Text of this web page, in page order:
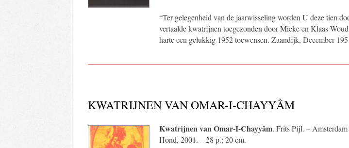
“Ter gelegenheid van de jaarwisseling worden U deze tien
vertaalde kwatrijnen toegezonden door Mieke en Klaas
harte een gelukkig 1952 toewensen. Zaandijk, December
KWATRIJNEN VAN OMAR-I-CHAYYÂM
Kwatrijnen van Omar-I-Chayyâm. Frits Pijl. –
Hond, 2001. – 28 p.; 20 cm.